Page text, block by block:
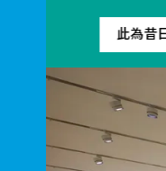
此為昔